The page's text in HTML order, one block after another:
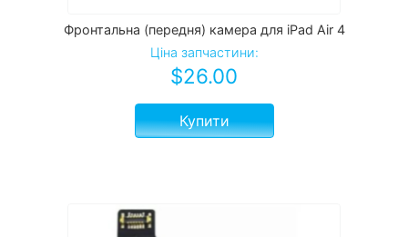
Фронтальна (передня) камера для iPad Air 4
Ціна запчастини:
$26.00
Купити